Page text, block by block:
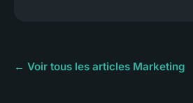
← Voir tous les articles Marketing